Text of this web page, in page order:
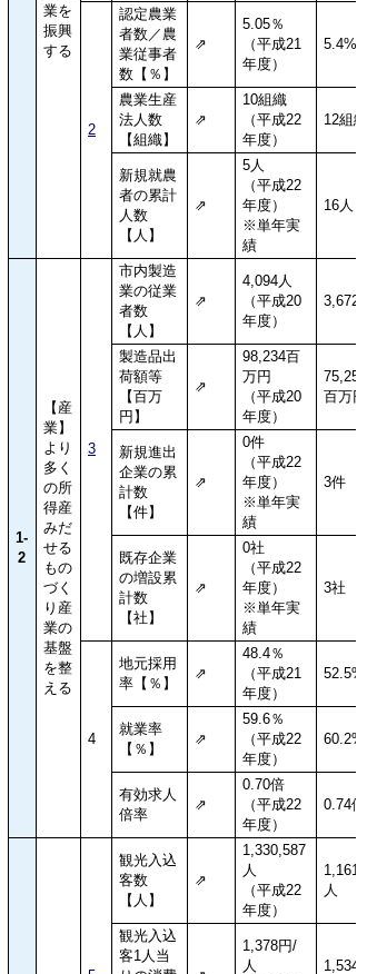
業を
振興
する
2
認定農業
者数／農
業従事者
数【％】
⇗
5.05％
（平成21
年度）
5.4%
農業生産
法人数
【組織】
⇗
10組織
（平成22
年度）
12組織
新規就農
者の累計
人数
【人】
⇗
5人
（平成22
年度）
※単年実
績
16人
1-
2
【産
業】
より
多く
の所
得産
みだ
せる
もの
づく
り産
業の
基盤
を整
える
3
市内製造
業の従業
者数
【人】
⇗
4,094人
（平成20
年度）
3,672人
製造品出
荷額等
【百万
円】
⇗
98,234百
万円
（平成20
年度）
75,259
百万円
新規進出
企業の累
計数
【件】
⇗
0件
（平成22
年度）
※単年実
績
3件
既存企業
の増設累
計数
【社】
⇗
0社
（平成22
年度）
※単年実
績
3社
4
地元採用
率【％】
⇗
48.4％
（平成21
年度）
52.5%
就業率
【％】
⇗
59.6％
（平成22
年度）
60.2%
有効求人
倍率
⇗
0.70倍
（平成22
年度）
0.74倍
観光入込
客数
【人】
⇗
1,330,587
人
（平成22
年度）
人
観光入込
客1人当
1,378円/
人
1,534